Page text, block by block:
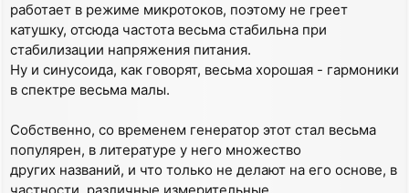
работает в режиме микротоков, поэтому не греет
катушку, отсюда частота весьма стабильна при
стабилизации напряжения питания.
Ну и синусоида, как говорят, весьма хорошая - гармоники
в спектре весьма малы.
Собственно, со временем генератор этот стал весьма
популярен, в литературе у него множество
других названий, и что только не делают на его основе, в